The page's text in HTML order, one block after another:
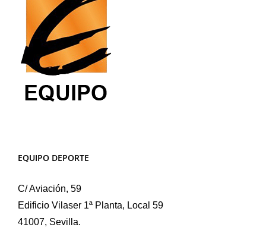
EQUIPO DEPORTE
C/ Aviación, 59
Edificio Vilaser 1ª Planta, Local 59
41007, Sevilla.